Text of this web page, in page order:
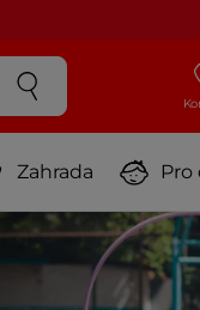
Zahrada Pro